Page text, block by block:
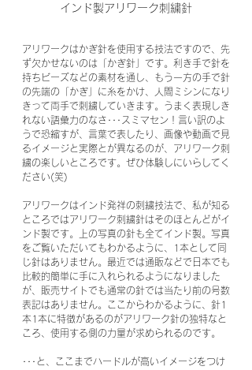
インド製アリワーク刺繍針
アリワークはかぎ針を使用する技法ですので、先
ず欠かせないのは「かぎ針」です。利き手で針を
持ちビーズなどの素材を通し、もう一方の手で針
の先端の「かぎ」に糸をかけ、人間ミシンになり
きって両手で刺繍していきます。うまく表現しき
れない語彙力のなさ･･･スミマセン！言い訳のよ
うで恐縮すが、言葉で表したり、画像や動画で見
るイメージと実際とが異なるのが、アリワーク刺
繍の楽しいところです。ぜひ体験しにいらしてく
ださい(笑)
アリワークはインド発祥の刺繍技法で、私が知る
ところではアリワーク刺繍針はそのほとんどがイ
ンド製です。上の写真の針も全てインド製。写真
をご覧いただいてもわかるように、1本として同
じ針はありません。最近では通販などで日本でも
比較的簡単に手に入れられるようになりました
が、販売サイトでも通常の針では当たり前の号数
表記はありません。ここからわかるように、針1
本1本に特徴があるのがアリワーク針の独特なと
ころ、使用する側の力量が求められるのです。
･･･と、ここまでハードルが高いイメージをつけ